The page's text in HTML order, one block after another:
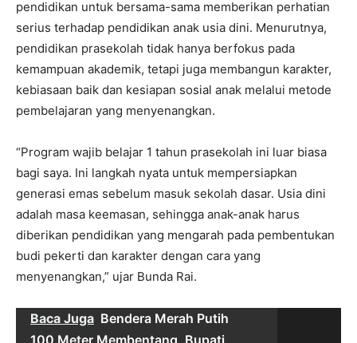
pendidikan untuk bersama-sama memberikan perhatian
serius terhadap pendidikan anak usia dini. Menurutnya,
pendidikan prasekolah tidak hanya berfokus pada
kemampuan akademik, tetapi juga membangun karakter,
kebiasaan baik dan kesiapan sosial anak melalui metode
pembelajaran yang menyenangkan.
“Program wajib belajar 1 tahun prasekolah ini luar biasa
bagi saya. Ini langkah nyata untuk mempersiapkan
generasi emas sebelum masuk sekolah dasar. Usia dini
adalah masa keemasan, sehingga anak-anak harus
diberikan pendidikan yang mengarah pada pembentukan
budi pekerti dan karakter dengan cara yang
menyenangkan,” ujar Bunda Rai.
Baca Juga Bendera Merah Putih
100 Meter Membentang, Bupati